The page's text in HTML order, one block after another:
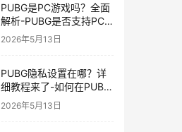
PUBG是PC游戏吗？全面
解析-PUBG是否支持PC
平台及游戏玩法介绍
2026年5月13日
PUBG隐私设置在哪？详
细教程来了-如何在PUBG
中设置隐私选项保护个人
2026年5月13日